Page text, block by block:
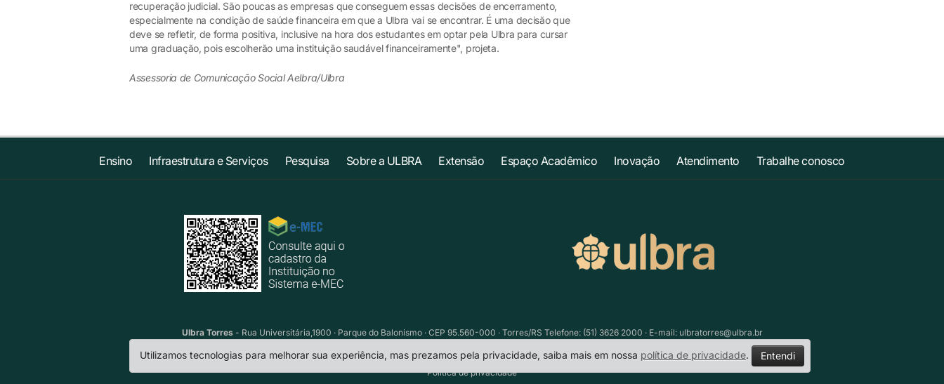
recuperação judicial. São poucas as empresas que conseguem essas decisões de encerramento,
especialmente na condição de saúde financeira em que a Ulbra vai se encontrar. É uma decisão que
deve se refletir, de forma positiva, inclusive na hora dos estudantes em optar pela Ulbra para cursar
uma graduação, pois escolherão uma instituição saudável financeiramente", projeta.
Assessoria de Comunicação Social Aelbra/Ulbra
Ensino Infraestrutura e Serviços Pesquisa Sobre a ULBRA Extensão Espaço Acadêmico Inovação Atendimento Trabalhe conosco
Ulbra Torres- Rua Universitária,1900 · Parque do Balonismo · CEP 95.560-000 · Torres/RS Telefone: (51) 3626 2000 · E-mail: ulbratorres@ulbra.br
Política de privacidade
Utilizamos tecnologias para melhorar sua experiência, mas prezamos pela privacidade, saiba mais em nossa política de privacidade. Entendi